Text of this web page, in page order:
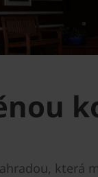
která